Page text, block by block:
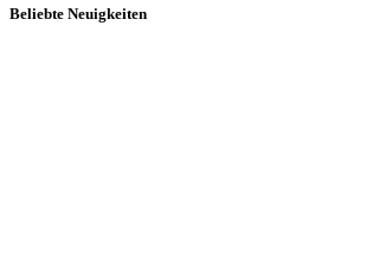
Beliebte Neuigkeiten